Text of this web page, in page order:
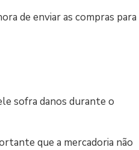
de enviar as compras para
sofra danos durante o
que a mercadoria não